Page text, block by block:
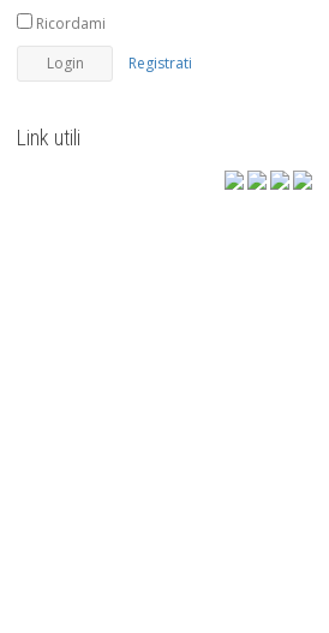
Ricordami
Registrati
Link utili